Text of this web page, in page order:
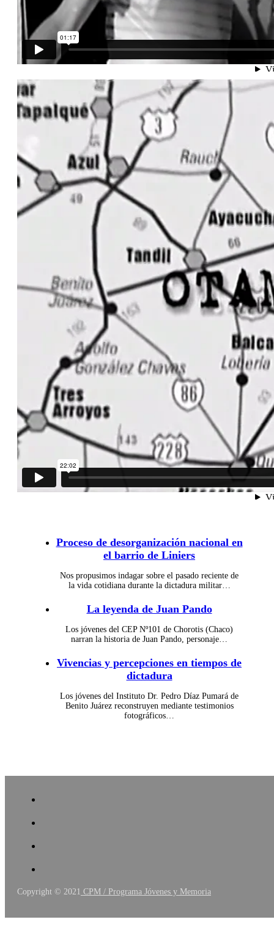
Proceso de desorganización nacional en
el barrio de Liniers
Nos propusimos indagar sobre el pasado reciente de
la vida cotidiana durante la dictadura militar…
La leyenda de Juan Pando
Los jóvenes del CEP Nº101 de Chorotis (Chaco)
narran la historia de Juan Pando, personaje…
Vivencias y percepciones en tiempos de
dictadura
Los jóvenes del Instituto Dr. Pedro Díaz Pumará de
Benito Juárez reconstruyen mediante testimonios
fotográficos…
Copyright © 2021 CPM / Programa Jóvenes y Memoria